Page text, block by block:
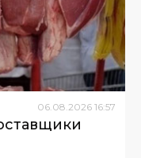
06 08 2026 16:57